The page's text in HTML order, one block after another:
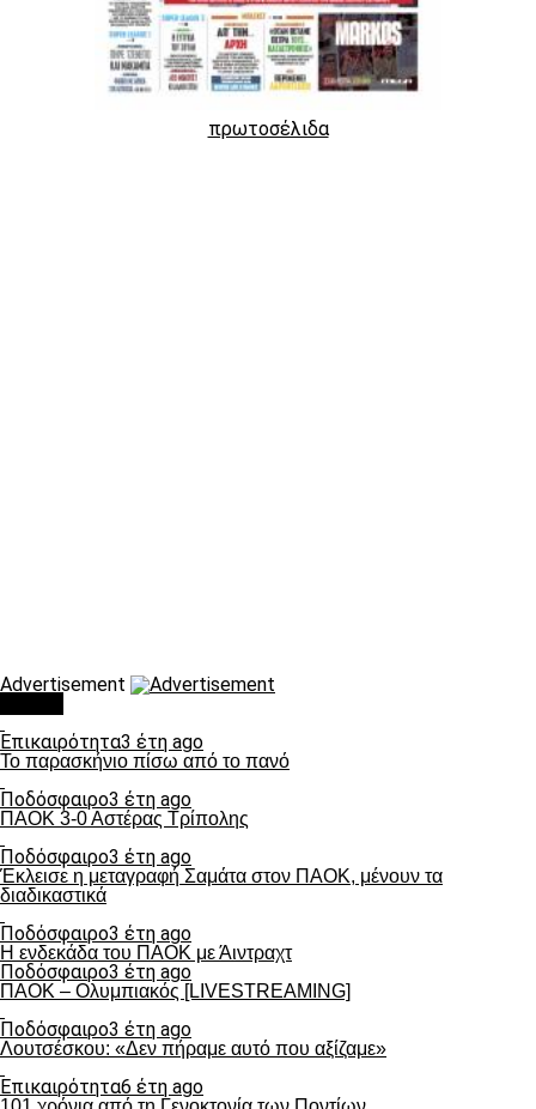
πρωτοσέλιδα
Advertisement
Επικαιρότητα3 έτη ago
Το παρασκήνιο πίσω από το πανό
Ποδόσφαιρο3 έτη ago
ΠΑΟΚ 3-0 Αστέρας Τρίπολης
Ποδόσφαιρο3 έτη ago
Έκλεισε η μεταγραφή Σαμάτα στον ΠΑΟΚ, μένουν τα
διαδικαστικά
Ποδόσφαιρο3 έτη ago
Η ενδεκάδα του ΠΑΟΚ με Άιντραχτ
Ποδόσφαιρο3 έτη ago
ΠΑΟΚ – Ολυμπιακός [LIVESTREAMING]
Ποδόσφαιρο3 έτη ago
Λουτσέσκου: «Δεν πήραμε αυτό που αξίζαμε»
Επικαιρότητα6 έτη ago